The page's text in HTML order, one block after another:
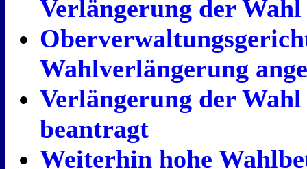
Verlängerung der
Wahlverlängerung
Verlängerung der
beantragt
Weiterhin hohe